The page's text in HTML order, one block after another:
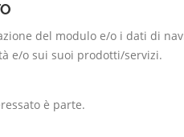
del modulo e/o i dati di
e/o sui suoi prodotti/servizi.
è parte.